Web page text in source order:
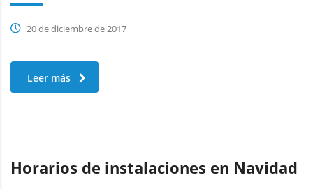
20 de diciembre de 2017
Leer más
Horarios de instalaciones en Navidad